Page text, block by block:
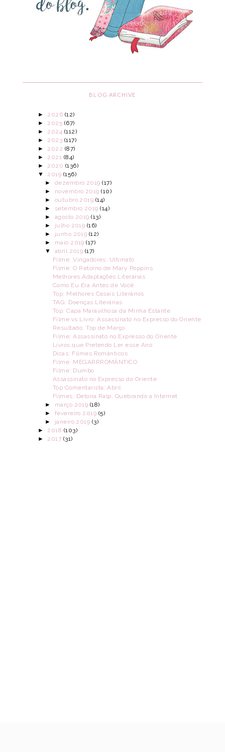
BLOG ARCHIVE
► 2026 (12)
► 2025 (67)
► 2024 (112)
► 2023 (117)
► 2022 (87)
► 2021 (84)
► 2020 (136)
▼ 2019 (156)
► dezembro 2019(17)
► novembro 2019(10)
► outubro 2019 (14)
► setembro 2019(14)
► agosto 2019(13)
► julho 2019 (16)
► junho 2019 (12)
► maio 2019(17)
▼ abril 2019 (17)
Filme: Vingadores, Ultimato
Filme: O Retorno de Mary Poppins
Melhores Adaptações Literárias
Como Eu Era Antes de Você
Top: Melhores Casais Literários
TAG: Doenças Literárias
Top: Capa Maravilhosa da Minha Estante
Filme vs Livro: Assassinato no Expresso do Oriente
Resultado: Top de Março
Filme: Assassinato no Expresso do Oriente
Livros que Pretendo Ler esse Ano
Dicas: Filmes Românticos
Filme: MEGARRROMÂNTICO
Filme: Dumbo
Assassinato no Expresso do Oriente
Top Comentarista: Abril
Filmes: Detona Ralp, Quebrando a Internet
► março 2019 (18)
► fevereiro 2019 (5)
► janeiro 2019 (3)
► 2018 (103)
► 2017 (31)